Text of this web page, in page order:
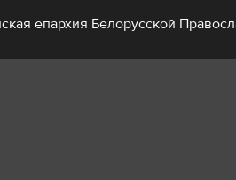
епархия Белорусской